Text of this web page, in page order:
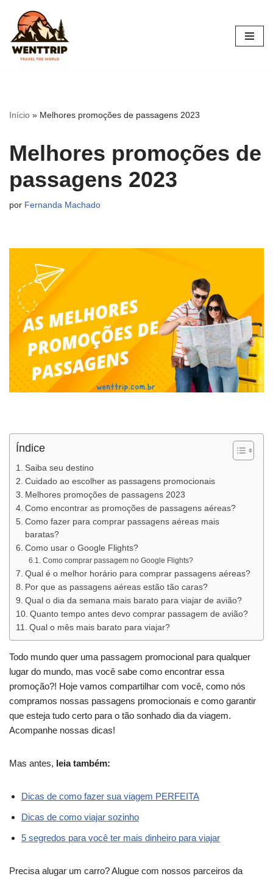
Pular
para
Início » Melhores promoções de passagens 2023
Melhores promoções de
passagens 2023
por Fernanda Machado
Índice
Saiba seu destino
Cuidado ao escolher as passagens promocionais
Melhores promoções de passagens 2023
Como encontrar as promoções de passagens aéreas?
Como fazer para comprar passagens aéreas mais
baratas?
Como usar o Google Flights?
Como comprar passagem no Google Flights?
Qual é o melhor horário para comprar passagens aéreas?
Por que as passagens aéreas estão tão caras?
Qual o dia da semana mais barato para viajar de avião?
Quanto tempo antes devo comprar passagem de avião?
Qual o mês mais barato para viajar?
Todo mundo quer uma passagem promocional para qualquer
lugar do mundo, mas você sabe como encontrar essa
promoção?! Hoje vamos compartilhar com você, como nós
compramos nossas passagens promocionais e como garantir
que esteja tudo certo para o tão sonhado dia da viagem.
Acompanhe nossas dicas!
Mas antes, leia também:
Dicas de como fazer sua viagem PERFEITA
Dicas de como viajar sozinho
5 segredos para você ter mais dinheiro para viajar
Precisa alugar um carro? Alugue com nossos parceiros da